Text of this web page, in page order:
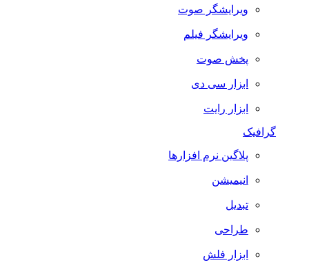
ویرایشگر صوت
ویرایشگر فیلم
پخش صوت
ابزار سی دی
ابزار رایت
گرافیک
پلاگین نرم افزارها
انیمیشن
تبدیل
طراحی
ابزار فلش